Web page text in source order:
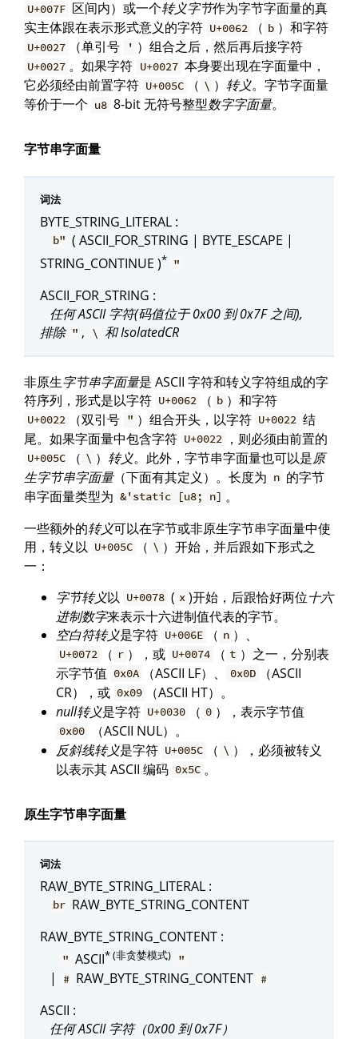
U+007F 区间内）或一个转义字节作为字节字面量的真
实主体跟在表示形式意义的字符 U+0062 （ b ）和字符
U+0027 （单引号 ' ）组合之后，然后再后接字符
U+0027 。如果字符 U+0027 本身要出现在字面量中，
它必须经由前置字符 U+005C （ \ ） 转义。字节字面量
等价于一个 u8 8-bit 无符号整型数字字面量。
字节串字面量
词法
BYTE_STRING_LITERAL :
b" ( ASCII_FOR_STRING | BYTE_ESCAPE |
STRING_CONTINUE )* "
ASCII_FOR_STRING :
任何 ASCII 字符(码值位于 0x00 到 0x7F 之间),
排除 " , \ 和 IsolatedCR
非原生字节串字面量是 ASCII 字符和转义字符组成的字
符序列，形式是以字符 U+0062 （ b ）和字符
U+0022 （双引号 " ）组合开头，以字符 U+0022 结
尾。如果字面量中包含字符 U+0022 ，则必须由前置的
U+005C （ \ ） 转义。此外，字节串字面量也可以是原
生字节串字面量（下面有其定义）。长度为 n 的字节
串字面量类型为 &'static [u8; n] 。
一些额外的转义可以在字节或非原生字节串字面量中使
用，转义以 U+005C （ \ ）开始，并后跟如下形式之
一：
字节转义以 U+0078 ( x )开始，后跟恰好两位十六
进制数字来表示十六进制值代表的字节。
空白符转义是字符 U+006E （ n ）、
U+0072 （ r ），或 U+0074 （ t ）之一，分别表
示字节值 0x0A （ASCII LF）、 0x0D
（ASCII
CR），或 0x09
（ASCII HT）。
null转义是字符 U+0030 （ 0 ），表示字节值
0x00
（ASCII NUL）。
反斜线转义是字符 U+005C （ \ ），必须被转义
以表示其 ASCII 编码 0x5C 。
原生字节串字面量
词法
RAW_BYTE_STRING_LITERAL :
br RAW_BYTE_STRING_CONTENT
RAW_BYTE_STRING_CONTENT :
" ASCII* (非贪婪模式) "
| # RAW_BYTE_STRING_CONTENT #
ASCII :
任何 ASCII 字符（0x00 到 0x7F）